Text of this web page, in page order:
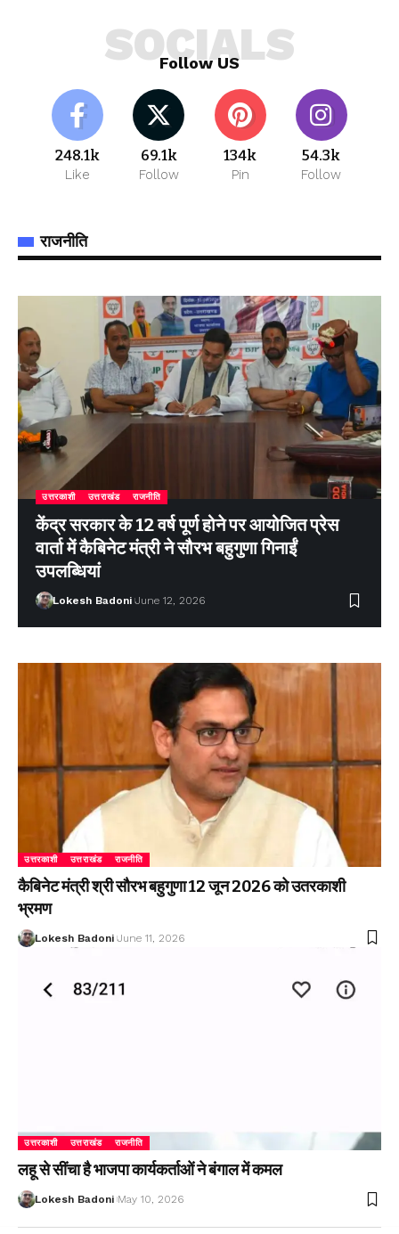
Follow US
SOCIALS
248.1k
Like
69.1k
Follow
134k
Pin
54.3k
Follow
राजनीति
उत्तरकाशी उत्तराखंड राजनीति
केंद्र सरकार के 12 वर्ष पूर्ण होने पर आयोजित प्रेस
वार्ता में कैबिनेट मंत्री ने सौरभ बहुगुणा गिनाईं
उपलब्धियां
Lokesh Badoni June 12, 2026
उत्तरकाशी उत्तराखंड राजनीति
कैबिनेट मंत्री श्री सौरभ बहुगुणा 12 जून 2026 को उतरकाशी
भ्रमण
Lokesh Badoni June 11, 2026
उत्तरकाशी उत्तराखंड राजनीति
लहू से सींचा है भाजपा कार्यकर्ताओं ने बंगाल में कमल
Lokesh Badoni May 10, 2026